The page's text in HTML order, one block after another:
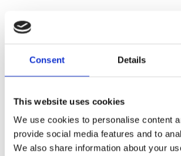
Consent Details
This website uses cookies
We use cookies to personalise content
provide social media features and to
We also share information about your
HYBRIDE UND